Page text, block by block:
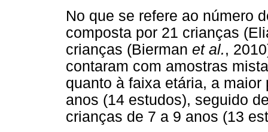
No que se refere ao número
composta por 21 crianças
crianças (Bierman et al.,
contaram com amostras
quanto à faixa etária, a
anos (14 estudos), seguido
crianças de 7 a 9 anos (13